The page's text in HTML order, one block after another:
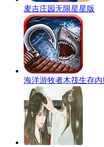
麦吉庄园无限星星版
海洋游牧者木筏生存内